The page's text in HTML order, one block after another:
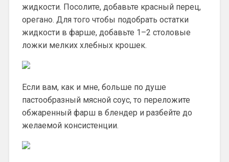
жидкости. Посолите, добавьте красный перец,
орегано. Для того чтобы подобрать остатки
жидкости в фарше, добавьте 1–2 столовые
ложки мелких хлебных крошек.
Если вам, как и мне, больше по душе
пастообразный мясной соус, то переложите
обжаренный фарш в блендер и разбейте до
желаемой консистенции.